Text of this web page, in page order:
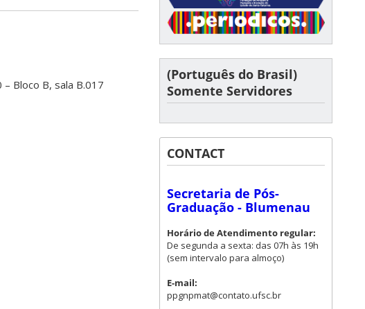
Bloco B, sala B.017
(Português do Brasil)
Somente Servidores
CONTACT
Secretaria de Pós-
Graduação - Blumenau
Horário de Atendimento regular:
De segunda a sexta: das 07h às 19h
(sem intervalo para almoço)
E-mail:
ppgnpmat@contato.ufsc.br